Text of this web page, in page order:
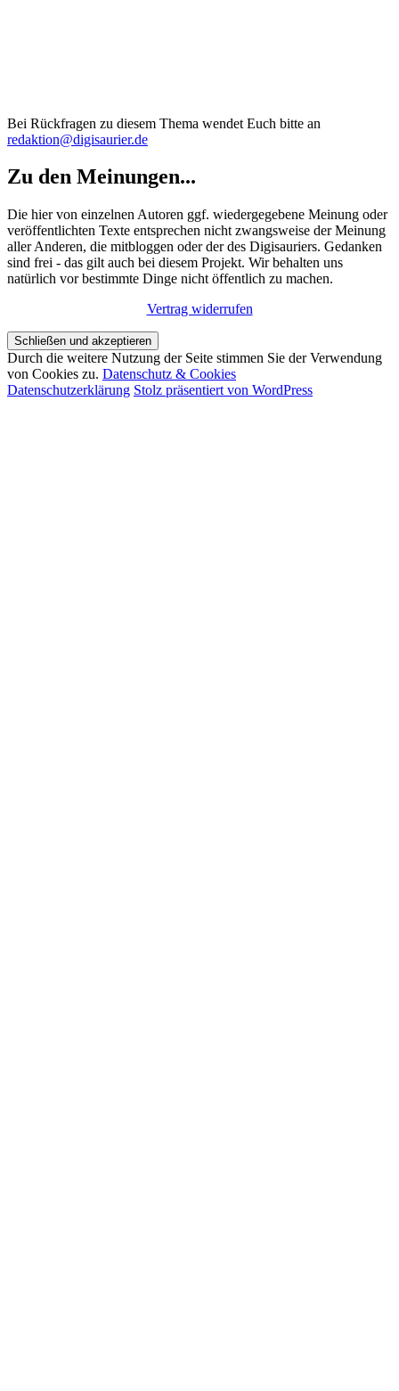
Bei Rückfragen zu diesem Thema wendet Euch bitte an
redaktion@digisaurier.de
Zu den Meinungen...
Die hier von einzelnen Autoren ggf. wiedergegebene Meinung oder
veröffentlichten Texte entsprechen nicht zwangsweise der Meinung
aller Anderen, die mitbloggen oder der des Digisauriers. Gedanken
sind frei - das gilt auch bei diesem Projekt. Wir behalten uns
natürlich vor bestimmte Dinge nicht öffentlich zu machen.
Vertrag widerrufen
Durch die weitere Nutzung der Seite stimmen Sie der Verwendung
von Cookies zu. Datenschutz & Cookies
Datenschutzerklärung Stolz präsentiert von WordPress